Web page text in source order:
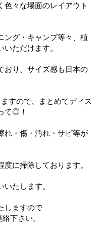
色々な場面のレイアウト
ング・キャンプ等々、植
ただけます。
おり、サイズ感も日本の
すので、まとめてディス
て◎！
れ・傷・汚れ・サビ等が
に掃除しております。
たします。
しますので
下さい。